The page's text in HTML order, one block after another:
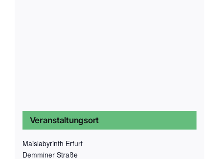
Veranstaltungsort
Maislabyrinth Erfurt
Demminer Straße